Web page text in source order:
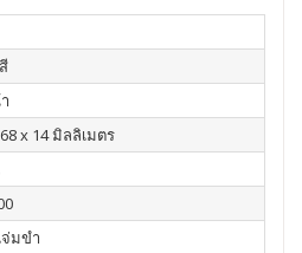
x 14 มิลลิเมตร
มขำ